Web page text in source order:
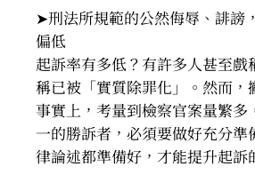
➤刑法所規範的公然侮辱、誹謗
偏低
起訴率有多低？有許多人甚至戲
稱已被「實質除罪化」。然而，
事實上，考量到檢察官案量繁多
一的勝訴者，必須要做好充分準
律論述都準備好， 才能提升起訴